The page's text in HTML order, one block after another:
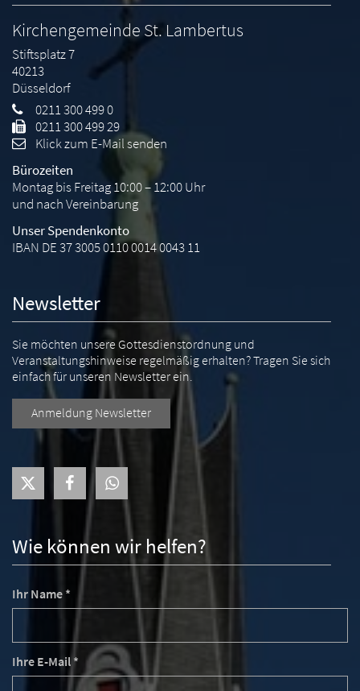
Wie können wir helfen?
Ihr Name *
Ihre E-Mail *
Kirchengemeinde St. Lambertus
Stiftsplatz 7
40213
Düsseldorf
0211 300 499 0
0211 300 499 29
Klick zum E-Mail senden
Bürozeiten
Montag bis Freitag 10:00 – 12:00 Uhr
und nach Vereinbarung
Unser Spendenkonto
IBAN DE 37 3005 0110 0014 0043 11
Newsletter
Sie möchten unsere Gottesdienstordnung und
Veranstaltungshinweise regelmäßig erhalten? Tragen Sie sich
einfach für unseren Newsletter ein.
Anmeldung Newsletter